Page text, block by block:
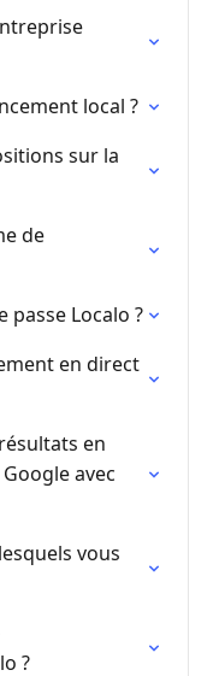
local ?
sur la
de
Localo ?
en direct
en
avec
vous
?